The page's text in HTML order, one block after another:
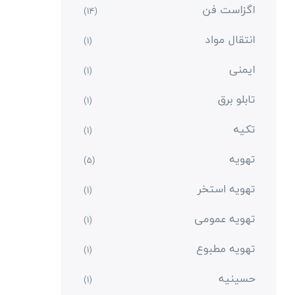
اگزاست فن (14)
انتقال مواد (1)
ایمنی (1)
تابلو برق (1)
تکیه (1)
تهویه (5)
تهویه استخر (1)
تهویه عمومی (1)
تهویه مطبوع (1)
حسینیه (1)